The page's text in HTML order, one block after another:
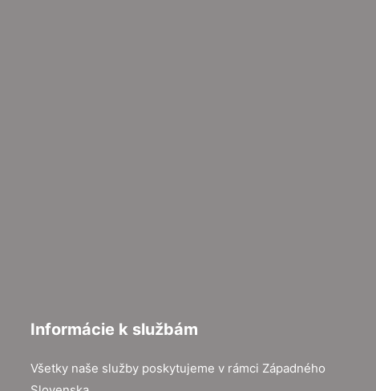
Informácie k službám
Všetky naše služby poskytujeme v rámci Západného